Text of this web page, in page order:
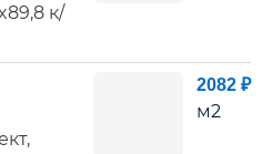
к/
2082 ₽
м2